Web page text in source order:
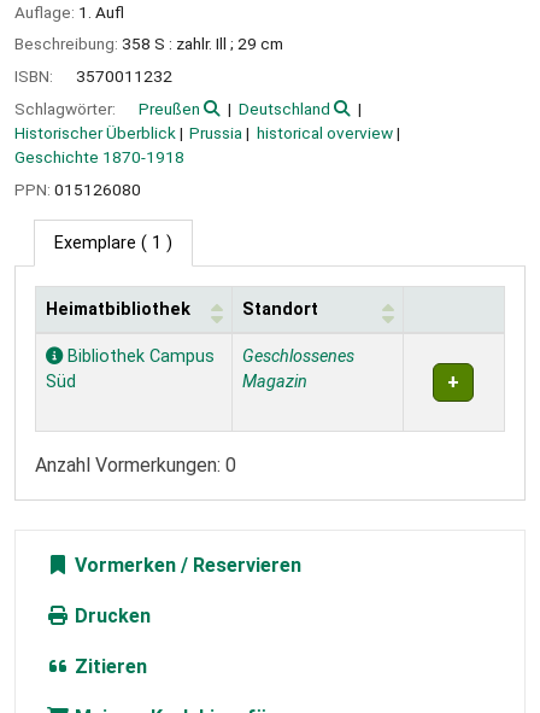
Auflage: 1. Aufl
Beschreibung: 358 S : zahlr. Ill ; 29 cm
ISBN:
3570011232
Schlagwörter:
Preußen
Deutschland
Historischer Überblick
Prussia
historical overview
Geschichte 1870-1918
PPN: 015126080
Exemplare ( 1 )
Exemplare
Heimatbibliothek Standort
Bibliothek Campus
Süd
Geschlossenes
Magazin
Anzahl Vormerkungen: 0
Vormerken
Drucken
Zitieren